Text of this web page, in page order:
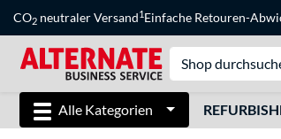
CO2 neutraler Versand1Einfache Retouren-
Alle Kategorien